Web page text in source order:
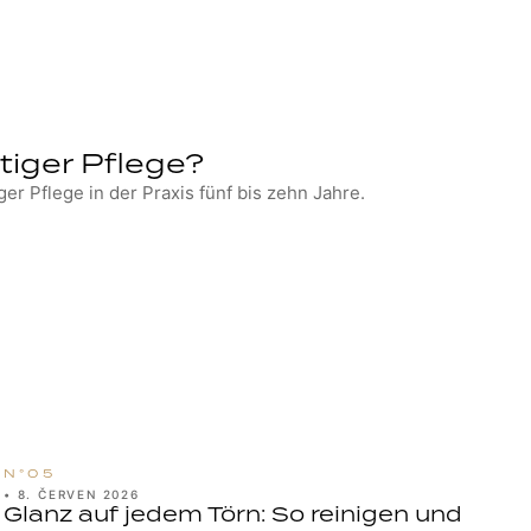
Pflege?
Pflege in der Praxis fünf bis zehn Jahre.
• 8. ČERVEN 2026
Glanz auf jedem Törn: So reinigen und